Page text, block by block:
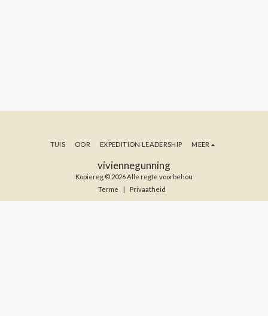
viviennegunning
Kopiereg © 2026 Alle regte voorbehou
Terme
Privaatheid
TUIS OOR EXPEDITION LEADERSHIP MEER